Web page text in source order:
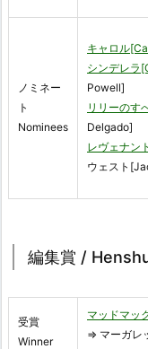
ノミネー
ト
Nominees
キャロル
シンデレラ
Powell]
リリーのす
Delgado]
レヴェナン
ウェスト
編集賞 /
受賞
Winner
マッドマッ
⇒ マーガレ